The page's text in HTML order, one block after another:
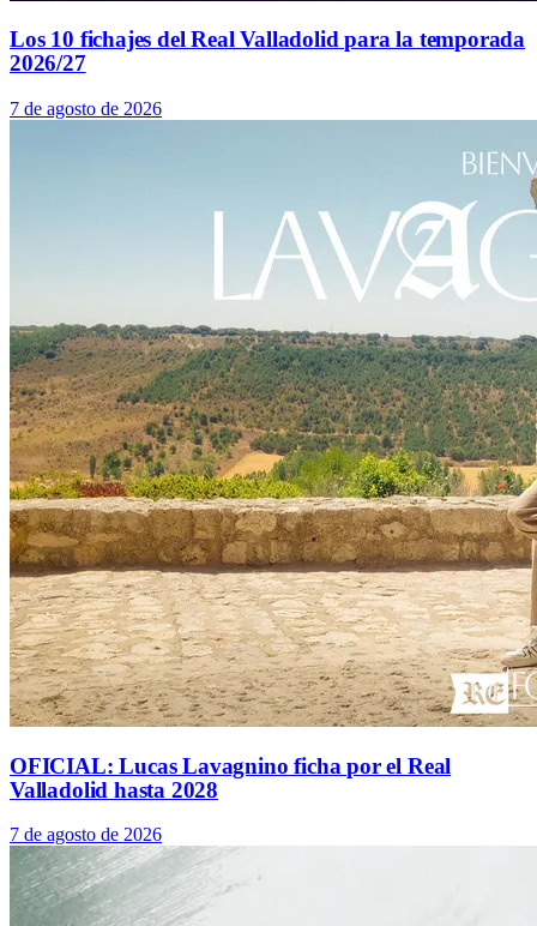
Los 10 fichajes del Real Valladolid para la temporada
2026/27
7 de agosto de 2026
OFICIAL: Lucas Lavagnino ficha por el Real
Valladolid hasta 2028
7 de agosto de 2026